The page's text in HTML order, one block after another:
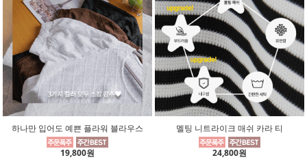
하나만 입어도 예쁜 플라워 블라우스
19,800원
멜팅 니트라이크 매쉬 카라 티
24,800원